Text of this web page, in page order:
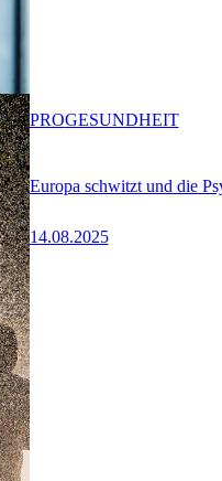
Europa schwitzt und die
14.08.2025
PROGESUNDHEIT